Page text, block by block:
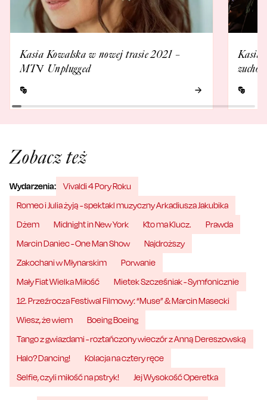
Kasia Kowalska w nowej trasie 2021 –
MTV Unplugged
Kasia
Zobacz też
Wydarzenia:
Vivaldi 4 Pory Roku
Romeo i Julia żyją - spektakl muzyczny Arkadiusza Jakubika
Dżem
Midnight in New York Kto ma Klucz.
Prawda
Marcin Daniec - One Man Show
Najdroższy
Zakochani w Młynarskim
Porwanie
Mały Fiat Wielka Miłość
Mietek Szcześniak - Symfonicznie
12. Przeźrocza Festiwal Filmowy: “Muse” & Marcin Masecki
Wiesz, że wiem
Boeing Boeing
Tango z gwiazdami - roztańczony wieczór z Anną Dereszowską
Halo? Dancing!
Kolacja na cztery ręce
Selfie, czyli miłość na pstryk!
Jej Wysokość Operetka